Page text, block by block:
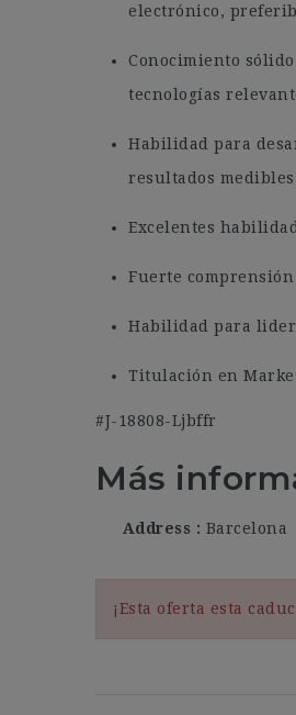
electrónico,
Conocimiento
tecnologías
Habilidad para
resultados
Excelentes
Fuerte
Habilidad para
Titulación en
#J-18808-Ljbffr
Más
Address Barcelona
¡Esta oferta esta